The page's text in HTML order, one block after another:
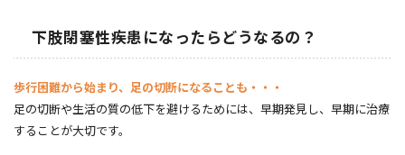
下肢閉塞性疾患になったらどうなるの？
歩行困難から始まり、足の切断になることも・・・
足の切断や生活の質の低下を避けるためには、早期発見し、早期に治療
することが大切です。